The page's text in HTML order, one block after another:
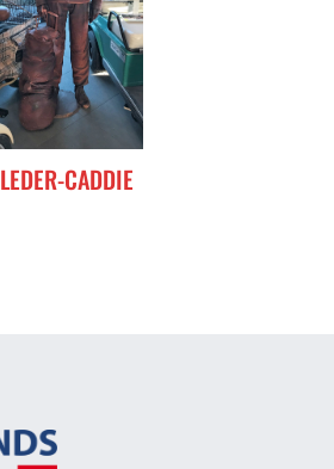
LEDER-CADDIE